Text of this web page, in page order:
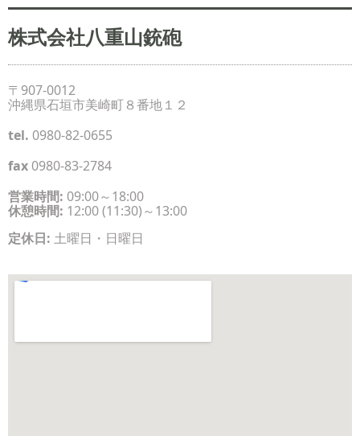
株式会社八重山銃砲
〒907-0012
沖縄県石垣市美崎町８番地１２
tel. 0980-82-0655
fax 0980-83-2784
営業時間: 09:00～18:00
休憩時間: 12:00 (11:30)～13:00
定休日: 土曜日・日曜日